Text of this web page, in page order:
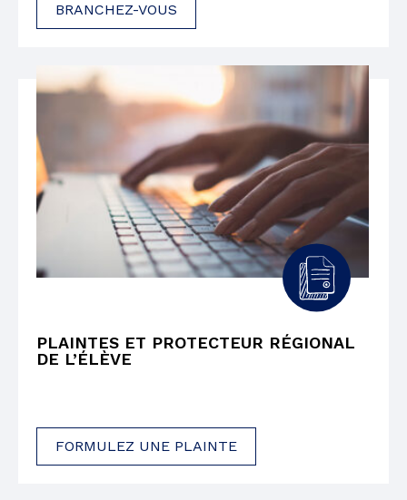
BRANCHEZ-VOUS
PLAINTES ET PROTECTEUR RÉGIONAL
DE L’ÉLÈVE
FORMULEZ UNE PLAINTE